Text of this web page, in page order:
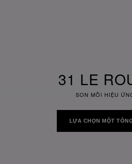
31 LE
SON MÔI HIỆU
LỰA CHỌN MỘT